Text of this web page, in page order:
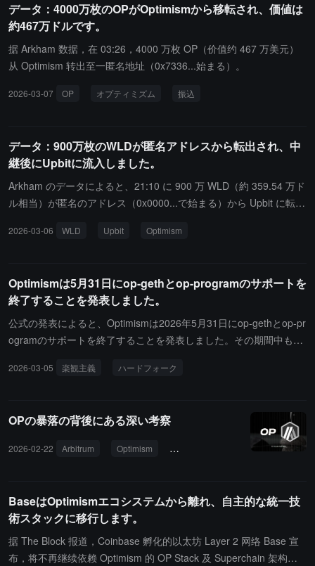
迅速化、協力コストの削減」を目的としています。現在、Optimism
は転換期にあります。先月、OP Stack エコシステムの中で最大の
チェーンである Base が、自主開発の統一技術スタックに移行する
ことを発表しました。この変化は、Optimism の長期的な持続可能
の価格が約 37% 下落する原因となりました。挑戦に直面している
プライアンス制御、そして Ethereum のロードマップに一致したゼ
ロ知識証明（ZK Proof）システムに焦点を当てています。さらに、
OP トークンの保有者は以前の提案を通じて、Superchain のオーダ
ー収入の 50% をトークンの買い戻しに使用することを決定しまし
データ：4000万枚のOPがOptimismから移転され、価値は
約467万ドルです。
据 Arkham 数据，在 03:26，4000 万枚 OP（价值约 467 万美元）
从 Optimism 转出至一匿名地址（0x7336...始まる）。
2026-03-07 OP オプティミズム 振込
データ：900万枚のWLDが匿名アドレスから転出され、中
継後にUpbitに流入しました。
Arkham のデータによると、21:10 に 900 万 WLD（約 359.54 万ド
ル相当）が匿名のアドレス（0x0000...で始まる）から Upbit に転送
移動しました。
2026-03-06 WLD Upbit Optimism
Optimismは5月31日にop-gethとop-programのサポートを
終了することを発表しました。
公式の発表によると、Optimismは2026年5月31日にop-gethとop-pr
ogramのサポートを終了することを発表しました。その期間中もセ
能の開発、次のKarstハードフォークを含むものはop-rethのみで行
続き使用できる見込みです。チェーンオペレーターはKarstハード
フォーク時に移行を完了する必要があります。そうしないと、op-g
ethを実行しているチェーンはメインチェーンに従うことができな
nodeを使用する必要はありません。kona-nodeはオプションのコン
ポーネントです。ノードオペレーターは、ネットワークの互換性を
維持し、新機能のサポートを受けるために、できるだけ早くop-reth
に移行する必要があります。
2026-03-05 楽観主義 ハードフォーク
OPの暴落の背後にある深い考察
2026-02-22 Arbitrum Optimism オープンソース 経済フレーム
BaseはOptimismエコシステムから離れ、自主的な統一技
術スタックに移行します。
据 The Block 报道，Coinbase 孵化的以太坊 Layer 2 网络 Base 宣
布，将不再继续依赖 Optimism 的 OP Stack 及 Superchain 架构，